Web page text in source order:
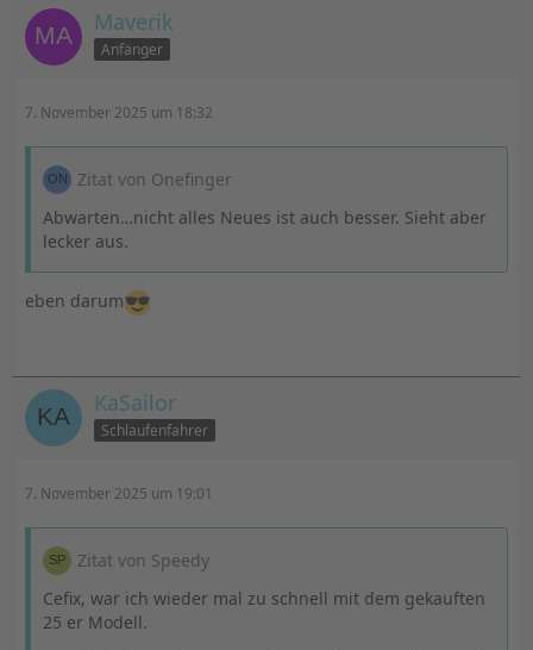
Maverik
Anfänger
7. November 2025 um 18:32
Zitat von Onefinger
Abwarten…nicht alles Neues ist auch besser. Sieht aber
lecker aus.
eben darum
KaSailor
Schlaufenfahrer
7. November 2025 um 19:01
Zitat von Speedy
Cefix, war ich wieder mal zu schnell mit dem gekauften
25 er Modell.